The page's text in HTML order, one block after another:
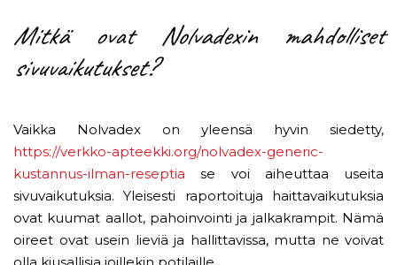
Mitkä ovat Nolvadexin mahdolliset
sivuvaikutukset?
Vaikka Nolvadex on yleensä hyvin siedetty,
https://verkko-apteekki.org/nolvadex-generic-
kustannus-ilman-reseptia se voi aiheuttaa useita
sivuvaikutuksia. Yleisesti raportoituja haittavaikutuksia
ovat kuumat aallot, pahoinvointi ja jalkakrampit. Nämä
oireet ovat usein lieviä ja hallittavissa, mutta ne voivat
olla kiusallisia joillekin potilaille.